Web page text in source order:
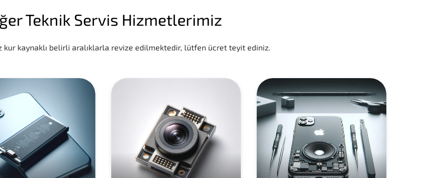
Teknik Servis Hizmetlerimiz
kur kaynaklı belirli aralıklarla revize edilmektedir, lütfen ücret teyit ediniz.